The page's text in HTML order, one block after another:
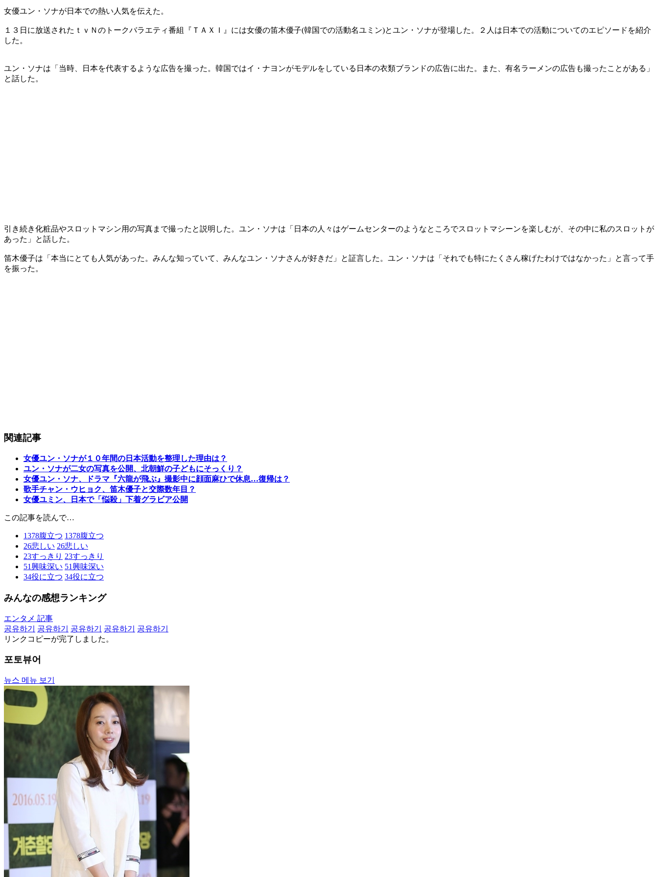
女優ユン・ソナが日本での熱い人気を伝えた。
１３日に放送されたｔｖＮのトークバラエティ番組『ＴＡＸＩ』には女優の笛木優子(韓国での活動名ユミン)とユン・ソナが登場した。２人は日本での活動についてのエピソードを紹介
した。
ユン・ソナは「当時、日本を代表するような広告を撮った。韓国ではイ・ナヨンがモデルをしている日本の衣類ブランドの広告に出た。また、有名ラーメンの広告も撮ったことがある」
と話した。
引き続き化粧品やスロットマシン用の写真まで撮ったと説明した。ユン・ソナは「日本の人々はゲームセンターのようなところでスロットマシーンを楽しむが、その中に私のスロットが
あった」と話した。
笛木優子は「本当にとても人気があった。みんな知っていて、みんなユン・ソナさんが好きだ」と証言した。ユン・ソナは「それでも特にたくさん稼げたわけではなかった」と言って手
を振った。
関連記事
女優ユン・ソナが１０年間の日本活動を整理した理由は？
ユン・ソナが二女の写真を公開、北朝鮮の子どもにそっくり？
女優ユン・ソナ、ドラマ『六龍が飛ぶ』撮影中に顔面麻ひで休息…復帰は？
歌手チャン・ウヒョク、笛木優子と交際数年目？
女優ユミン、日本で「悩殺」下着グラビア公開
この記事を読んで…
1378腹立つ 1378腹立つ
26悲しい 26悲しい
23すっきり 23すっきり
51興味深い 51興味深い
34役に立つ 34役に立つ
みんなの感想ランキング
エンタメ 記事
공유하기
공유하기 공유하기 공유하기
공유하기
リンクコピーが完了しました。
포토뷰어
뉴스 메뉴 보기